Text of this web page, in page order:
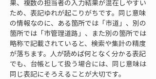
果、複数の担当者の入力結果が混在しやすい
ため、表記ゆれが起こりがちです。同じ意味
の情報なのに、ある箇所では「市道」、別の
箇所では「市管理道路」、また別の箇所では
略称で記載されていると、検索や集計の精度
が落ちます。人が読めば何となく分かる表記
でも、台帳として扱う場合には、同じ意味は
同じ表記にそろえることが大切です。